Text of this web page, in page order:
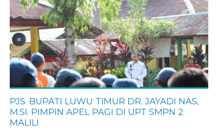
PJS. BUPATI LUWU TIMUR DR. JAYADI NAS,
M.SI. PIMPIN APEL PAGI DI UPT SMPN 2
MALILI